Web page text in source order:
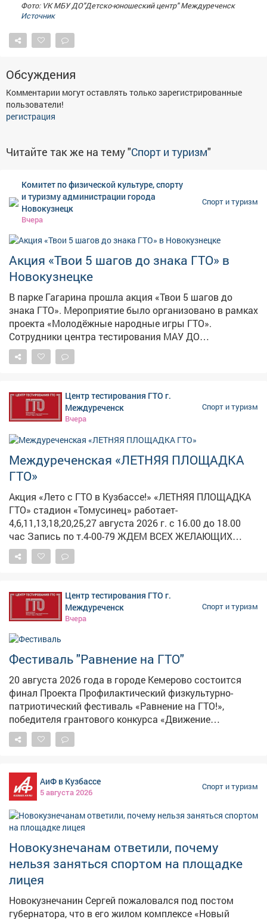
Фото: VK МБУ ДО"Детско-юношеский центр" Междуреченск
Источник
Обсуждения
Комментарии могут оставлять только зарегистрированные
пользователи!
регистрация
Читайте так же на тему "Спорт и туризм"
Комитет по физической культуре, спорту
и туризму администрации города
Новокузнецк
Вчера
Спорт и туризм
Акция «Твои 5 шагов до знака ГТО» в
Новокузнецке
В парке Гагарина прошла акция «Твои 5 шагов до
знака ГТО». Мероприятие было организовано в рамках
проекта «Молодёжные народные игры ГТО».
Сотрудники центра тестирования МАУ ДО
«Спортивная школа №2» провели для молодых людей
в возрасте от 16 до 24 лет подробный инструктаж.
заветного знака отличия: - Регистрация на
официальном сайте gto.ru. - Получение медицинского
допуска. - Выбор ближайшего центра тестирования. -
Торжественное получение знака отличия. Подобные
акции являются важной частью программы по
популяризации Всероссийского физкультурно-
спортивного комплекса «Готов к труду и обороне»
(ГТО) и приобщению молодёжи к здоровому образу
жизни. Для получения более детальной информации о
графике работы центров тестирования и расписании
выполнения нормативов можно обратиться в центры
тестирования города Новокузнецка!
Центр тестирования ГТО г.
Междуреченск
Вчера
Спорт и туризм
Междуреченская «ЛЕТНЯЯ ПЛОЩАДКА
ГТО»
Акция «Лето с ГТО в Кузбассе!» «ЛЕТНЯЯ ПЛОЩАДКА
ГТО» стадион «Томусинец» работает-
4,6,11,13,18,20,25,27 августа 2026 г. с 16.00 до 18.00
час Запись по т.4-00-79 ЖДЕМ ВСЕХ ЖЕЛАЮЩИХ
ВЫПОЛНИТЬ НОРМАТИВЫ комплекса ГТО ПРОВЕДИ
ВЕЧЕР С ПОЛЬЗОЙ ДЛЯ ЗДОРОВЬЯ!
Центр тестирования ГТО г.
Междуреченск
Вчера
Спорт и туризм
Фестиваль "Равнение на ГТО"
20 августа 2026 года в городе Кемерово состоится
финал Проекта Профилактический физкультурно-
патриотический фестиваль «Равнение на ГТО!»,
победителя грантового конкурса «Движение
Первых-2026». В мероприятии примут участие
победители муниципального этапа проектной
Кузбасса. Состав команды 6 человек, 3 участника из
числа несовершеннолетних, состоящих на различного
вида профилактических учетов и 3 участника из числа
курсантов военно-патриотических клубов и
объединений. Фестиваль начнётся с инструктажа и
открытие мероприятия станет настоящим
праздником единения и гордости за нашу Родину.
Затем команды примут участие в состязаниях.
Участники должны будут преодолеть физкультурно-
спортивную и военно-патриотическую полосу
препятствий. Авангардом этих испытаний станут
АиФ в Кузбассе
5 августа 2026
Спорт и туризм
Новокузнечанам ответили, почему
нельзя заняться спортом на площадке
лицея
Новокузнечанин Сергей пожаловался под постом
губернатора, что в его жилом комплексе «Новый